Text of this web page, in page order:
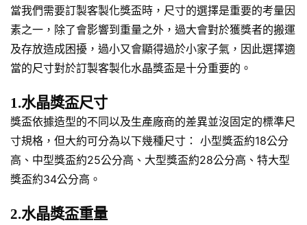
當我們需要訂製客製化獎盃時，尺寸的選擇是重要的考量因
素之一，除了會影響到重量之外，過大會對於獲獎者的搬運
及存放造成困擾，過小又會顯得過於小家子氣，因此選擇適
當的尺寸對於訂製客製化水晶獎盃是十分重要的。
1.水晶獎盃尺寸
獎盃依據造型的不同以及生產廠商的差異並沒固定的標準尺
寸規格，但大約可分為以下幾種尺寸： 小型獎盃約18公分
高、中型獎盃約25公分高、大型獎盃約28公分高、特大型
獎盃約34公分高。
2.水晶獎盃重量